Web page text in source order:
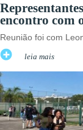
encontro com
Reunião foi com
leia mais